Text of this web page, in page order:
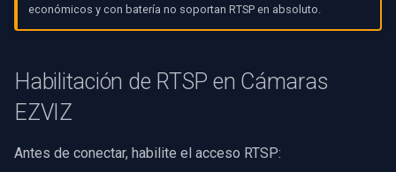
OpenGL
AWS
Específico de Windows
Específico de Linux
económicos y con batería no soportan RTSP en absoluto.
Habilitación de RTSP en Cámaras
EZVIZ
Antes de conectar, habilite el acceso RTSP: